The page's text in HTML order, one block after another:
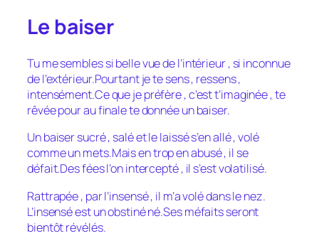
Le baiser
Tu me sembles si belle vue de l’intérieur , si inconnue
de l’extérieur.Pourtant je te sens , ressens ,
intensément.Ce que je préfère , c’est t’imaginée , te
rêvée pour au finale te donnée un baiser.
Un baiser sucré , salé et le laissé s’en allé , volé
comme un mets.Mais en trop en abusé , il se
défait.Des fées l’on intercepté , il s’est volatilisé.
Rattrapée , par l’insensé , il m’a volé dans le nez.
L’insensé est un obstiné né.Ses méfaits seront
bientôt révélés.